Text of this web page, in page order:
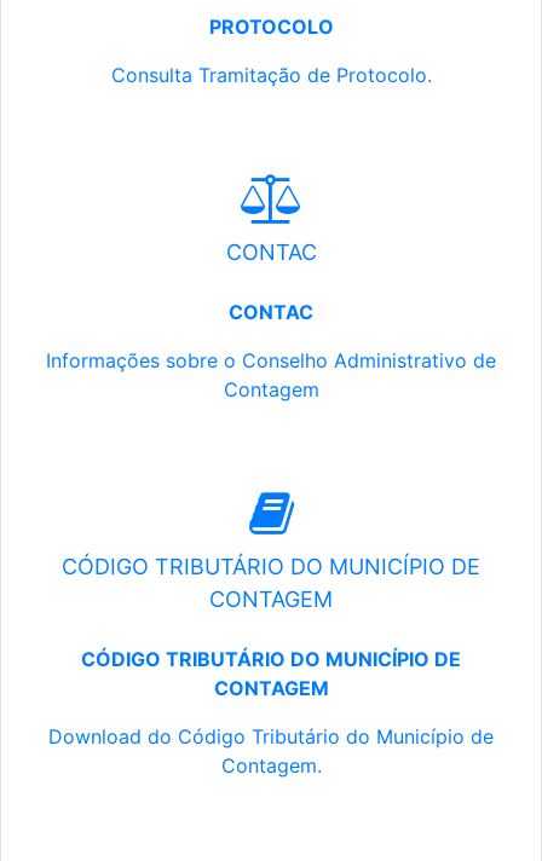
PROTOCOLO
Consulta Tramitação de Protocolo.
CONTAC
CONTAC
Informações sobre o Conselho Administrativo de
Contagem
CÓDIGO TRIBUTÁRIO DO MUNICÍPIO DE
CONTAGEM
CÓDIGO TRIBUTÁRIO DO MUNICÍPIO DE
CONTAGEM
Download do Código Tributário do Município de
Contagem.